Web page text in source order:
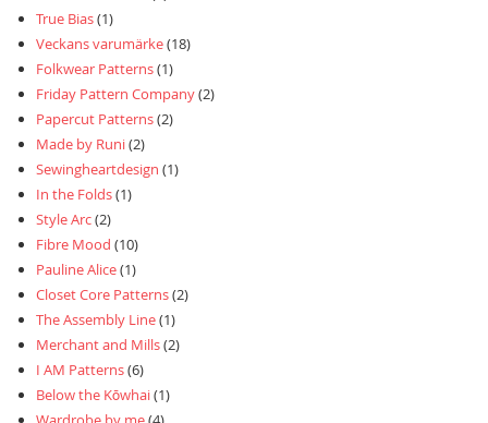
True Bias(1)
Veckans varumärke(18)
Folkwear Patterns(1)
Friday Pattern Company(2)
Papercut Patterns(2)
Made by Runi(2)
Sewingheartdesign (1)
In the Folds(1)
Style Arc(2)
Fibre Mood (10)
Pauline Alice(1)
Closet Core Patterns(2)
The Assembly Line(1)
Merchant and Mills(2)
I AM Patterns(6)
Below the Kōwhai(1)